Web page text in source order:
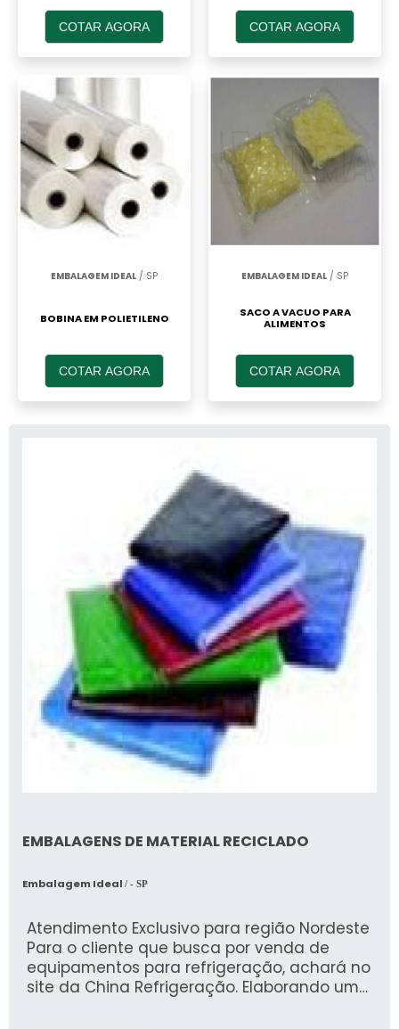
COTAR AGORA COTAR AGORA
EMBALAGEM IDEAL / SP
BOBINA EM POLIETILENO
COTAR AGORA
EMBALAGEM IDEAL / SP
SACO A VACUO PARA
ALIMENTOS
COTAR AGORA
EMBALAGENS DE MATERIAL RECICLADO
Embalagem Ideal / - SP
Atendimento Exclusivo para região Nordeste
Para o cliente que busca por venda de
equipamentos para refrigeração, achará no
site da China Refrigeração. Elaborando uma